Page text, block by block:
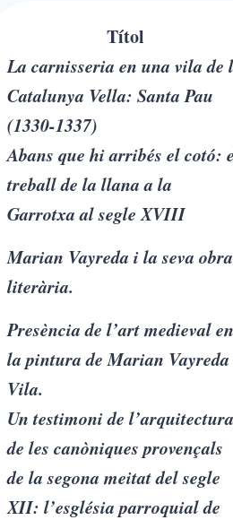
Títol
La carnisseria en una vila de
Catalunya Vella: Santa Pau
(1330-1337)
Abans que hi arribés el cotó:
treball de la llana a la
Garrotxa al segle XVIII
Marian Vayreda i la seva obra
literària.
Presència de l’art medieval en
la pintura de Marian
Vila.
Un testimoni de l’arquitectura
de les canòniques provençals
de la segona meitat del segle
XII: l’església parroquial de